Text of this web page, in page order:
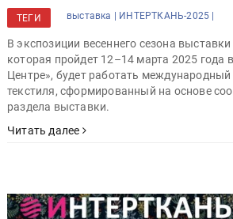
ТЕГИ выставка | ИНТЕРТКАНЬ-2025 |
В экспозиции весеннего сезона
которая пройдет 12–14 марта 2025 года
Центре», будет работать международный
текстиля, сформированный на основе
раздела выставки.
Читать далее